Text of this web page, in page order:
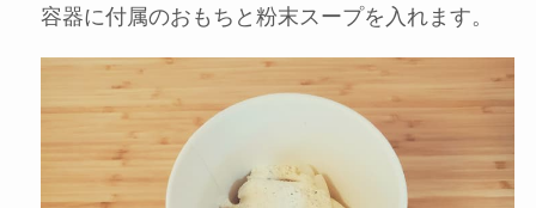
容器に付属のおもちと粉末スープを入れます。